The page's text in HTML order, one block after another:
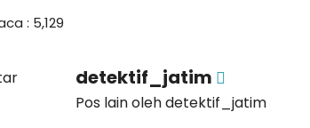
: 5,129
detektif_jatim
Pos lain oleh detektif_jatim